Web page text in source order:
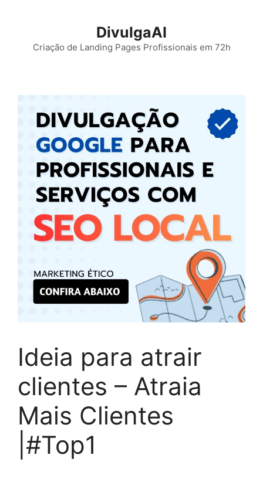
conteúdo
DivulgaAI
Criação de Landing Pages Profissionais em 72h
Ideia para atrair
clientes – Atraia
Mais Clientes
|#Top1